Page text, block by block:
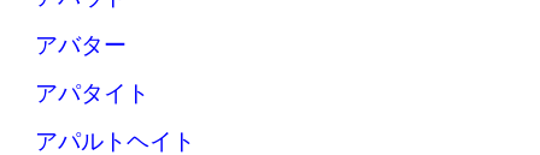
アバター
アパタイト
アパルトヘイト